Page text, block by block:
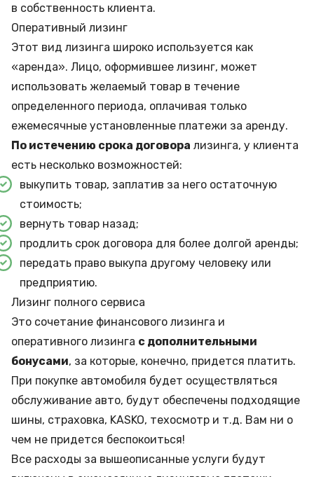
в собственность клиента.
Оперативный лизинг
Этот вид лизинга широко используется как
«аренда». Лицо, оформившее лизинг, может
использовать желаемый товар в течение
определенного периода, оплачивая только
ежемесячные установленные платежи за аренду.
По истечению срока договора лизинга, у клиента
есть несколько возможностей:
выкупить товар, заплатив за него остаточную
стоимость;
вернуть товар назад;
продлить срок договора для более долгой аренды;
передать право выкупа другому человеку или
предприятию.
Лизинг полного сервиса
Это сочетание финансового лизинга и
оперативного лизинга с дополнительными
бонусами, за которые, конечно, придется платить.
При покупке автомобиля будет осуществляться
обслуживание авто, будут обеспечены подходящие
шины, страховка, KASKO, техосмотр и т.д. Вам ни о
чем не придется беспокоиться!
Все расходы за вышеописанные услуги будут